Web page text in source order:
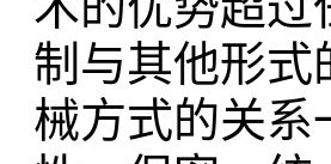
制与其他形式
械方式的关系